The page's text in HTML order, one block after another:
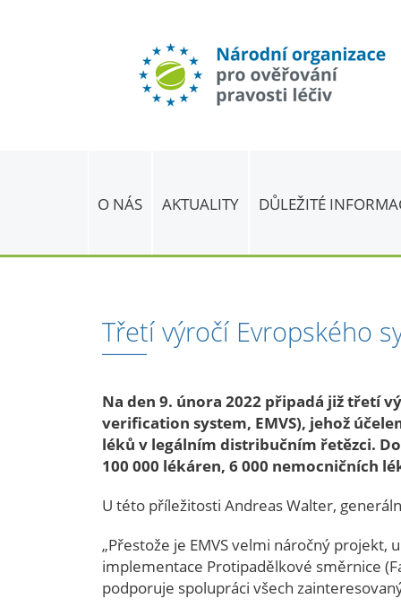
O NÁS AKTUALITY DŮLEŽITÉ
Třetí výročí Evropského
Na den 9. února 2022 připadá již třetí
verification system, EMVS), jehož
léků v legálním distribučním řetězci.
100 000 lékáren, 6 000 nemocničních
U této příležitosti Andreas Walter,
„Přestože je EMVS velmi náročný
implementace Protipadělkové směrnice
podporuje spolupráci všech